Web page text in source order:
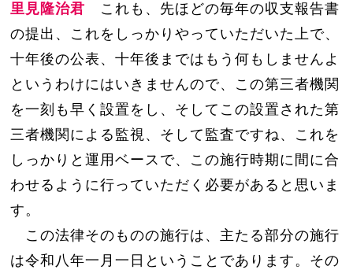
里見隆治君 これも、先ほどの毎年の収支報告書
の提出、これをしっかりやっていただいた上で、
十年後の公表、十年後まではもう何もしませんよ
というわけにはいきませんので、この第三者機関
を一刻も早く設置をし、そしてこの設置された第
三者機関による監視、そして監査ですね、これを
しっかりと運用ベースで、この施行時期に間に合
わせるように行っていただく必要があると思いま
す。
この法律そのものの施行は、主たる部分の施行
は令和八年一月一日ということであります。その